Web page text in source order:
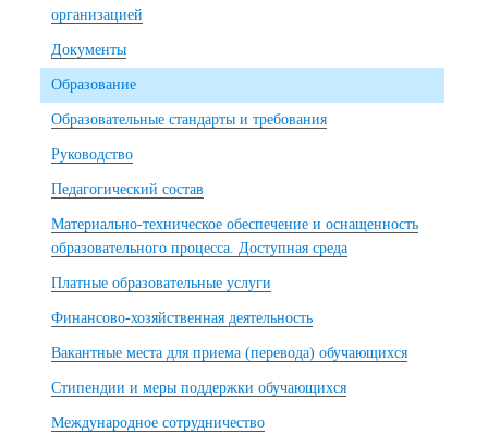
организацией
Документы
Образование
Образовательные стандарты и требования
Руководство
Педагогический состав
Материально-техническое обеспечение и оснащенность
образовательного процесса. Доступная среда
Платные образовательные услуги
Финансово-хозяйственная деятельность
Вакантные места для приема (перевода) обучающихся
Стипендии и меры поддержки обучающихся
Международное сотрудничество